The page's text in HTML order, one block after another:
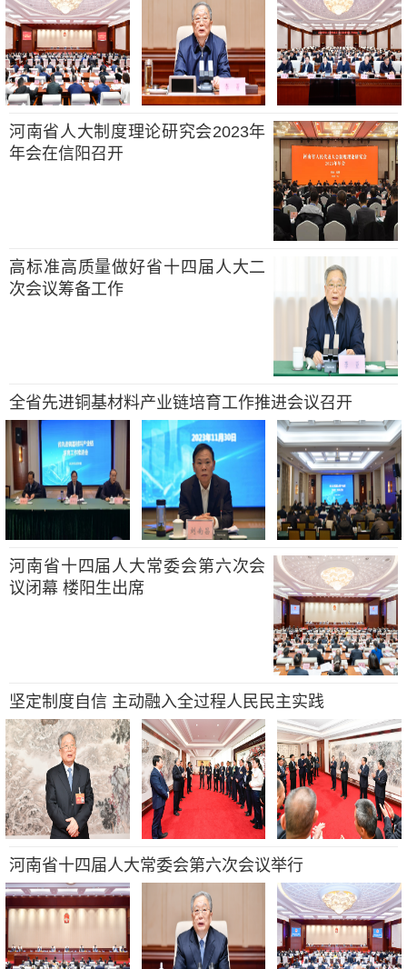
河南省人大制度理论研究会2023年
年会在信阳召开
高标准高质量做好省十四届人大二
次会议筹备工作
全省先进铜基材料产业链培育工作推进会议召开
河南省十四届人大常委会第六次会
议闭幕 楼阳生出席
坚定制度自信 主动融入全过程人民民主实践
河南省十四届人大常委会第六次会议举行